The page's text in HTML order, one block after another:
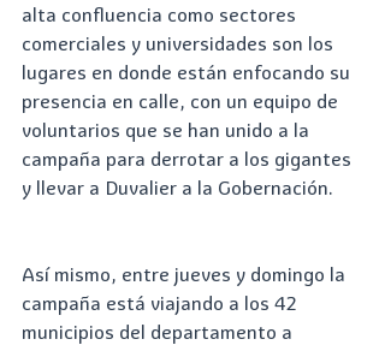
alta confluencia como sectores
comerciales y universidades son los
lugares en donde están enfocando su
presencia en calle, con un equipo de
voluntarios que se han unido a la
campaña para derrotar a los gigantes
y llevar a Duvalier a la Gobernación.
Así mismo, entre jueves y domingo la
campaña está viajando a los 42
municipios del departamento a